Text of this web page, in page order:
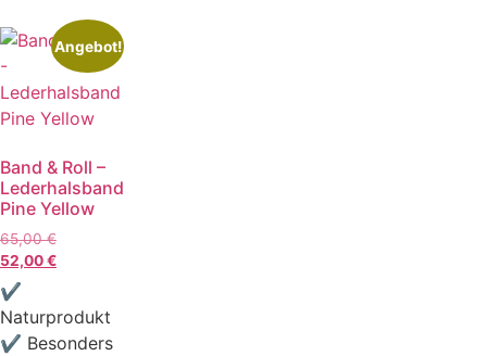
Angebot!
Band & Roll –
Lederhalsband
Pine Yellow
65,00€
52,00€
✔
Naturprodukt
✔ Besonders